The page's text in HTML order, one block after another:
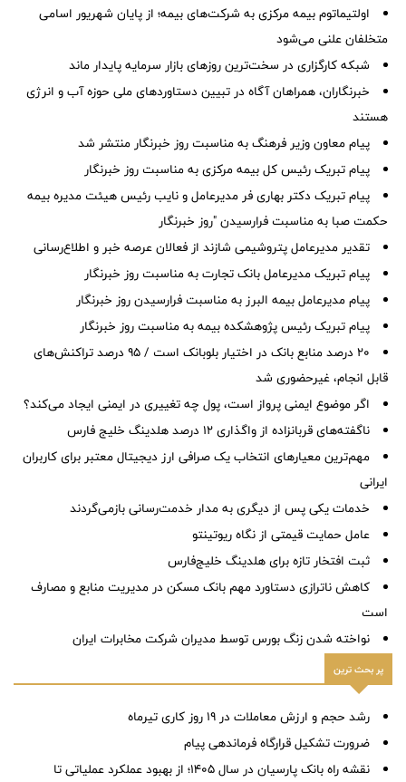
اولتیماتوم بیمه مرکزی به شرکت‌های بیمه؛ از پایان شهریور اسامی
متخلفان علنی می‌شود
شبکه کارگزاری در سخت‌ترین روزهای بازار سرمایه پایدار ماند
خبرنگاران، همراهان آگاه در تبیین دستاوردهای ملی حوزه آب و انرژی
هستند
پیام معاون وزیر فرهنگ به مناسبت روز خبرنگار منتشر شد
پیام تبریک رئیس کل بیمه مرکزی به مناسبت روز خبرنگار
پیام تبریک دکتر بهاری فر مدیرعامل و نایب رئیس هیئت مدیره بیمه
حکمت صبا به مناسبت فرارسیدن "روز خبرنگار
تقدیر مدیرعامل پتروشیمی شازند از فعالان عرصه خبر و اطلاع‌رسانی
پیام تبریک مدیرعامل بانک تجارت به مناسبت روز خبرنگار
پیام مدیرعامل بیمه البرز به مناسبت فرارسیدن روز خبرنگار
پیام تبریک رئیس پژوهشکده بیمه به مناسبت روز خبرنگار
۲۰ درصد منابع بانک در اختیار بلوبانک است / ۹۵ درصد تراکنش‌های
قابل انجام، غیرحضوری شد
اگر موضوع ایمنی پرواز است، پول چه تغییری در ایمنی ایجاد می‌کند؟
ناگفته‌های قربانزاده از واگذاری ۱۲ درصد هلدینگ خلیج فارس
مهم‌ترین معیارهای انتخاب یک صرافی ارز دیجیتال معتبر برای کاربران
ایرانی
خدمات یکی پس از دیگری به مدار خدمت‌رسانی بازمی‌گردند
عامل حمایت قیمتی از نگاه ریوتینتو
ثبت افتخار تازه برای هلدینگ خلیج‌فارس
کاهش ناترازی دستاورد مهم بانک مسکن در مدیریت منابع و مصارف
است
نواخته شدن زنگ بورس توسط مدیران شرکت مخابرات ایران
پر بحث ترین
رشد حجم و ارزش معاملات در ۱۹ روز کاری تیرماه
ضرورت تشكیل قرارگاه فرماندهی پیام
نقشه راه بانک پارسیان در سال ۱۴۰۵؛ از بهبود عملکرد عملیاتی تا